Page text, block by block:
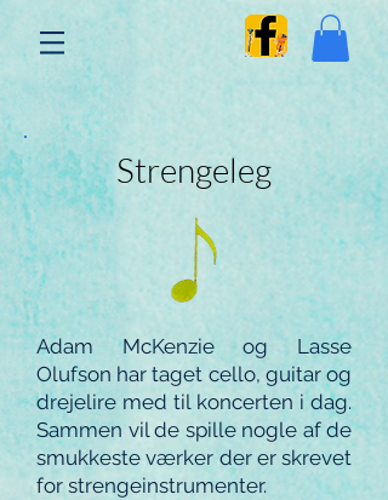
Strengeleg
​​Adam McKenzie og Lasse
Olufson har taget cello, guitar og
drejelire med til koncerten i dag.
Sammen vil de spille nogle af de
smukkeste værker der er skrevet
for strengeinstrumenter.